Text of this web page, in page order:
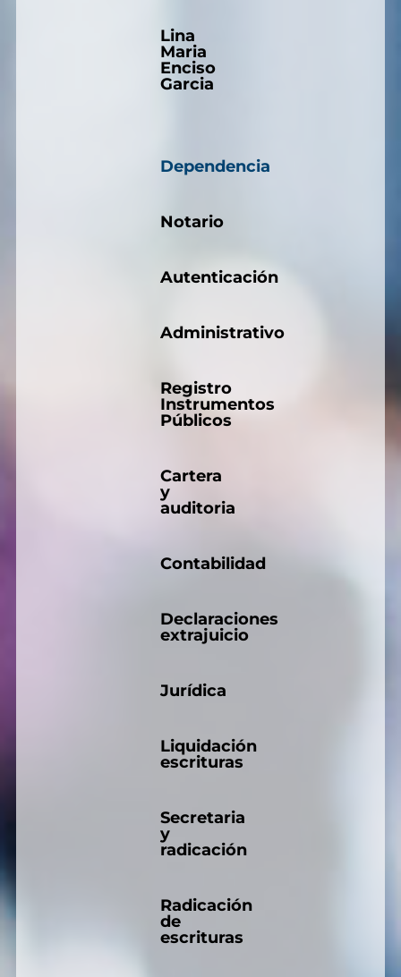
Lina
Maria
Enciso
Garcia
Dependencia
Notario
Autenticación
Administrativo
Registro
Instrumentos
Públicos
Cartera
y
auditoria
Contabilidad
Declaraciones
extrajuicio
Jurídica
Liquidación
escrituras
Secretaria
y
radicación
Radicación
de
escrituras